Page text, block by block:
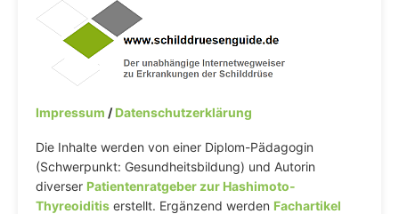
Impressum /Datenschutzerklärung
Die Inhalte werden von einer Diplom-Pädagogin
(Schwerpunkt: Gesundheitsbildung) und Autorin
diverser Patientenratgeber zur Hashimoto-
Thyreoiditis erstellt. Ergänzend werden Fachartikel